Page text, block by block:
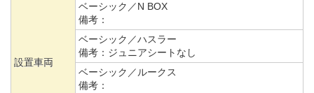
設置車両
ベーシック／N BOX
備考：
ベーシック／ハスラー
備考： ジュニアシートなし
ベーシック／ルークス
備考：